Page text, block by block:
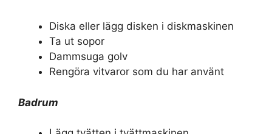
Diska eller lägg disken i diskmaskinen
Ta ut sopor
Dammsuga golv
Rengöra vitvaror som du har använt
Badrum